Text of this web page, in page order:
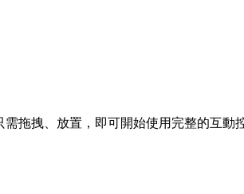
拖拽、放置，即可開始使用完整的互動